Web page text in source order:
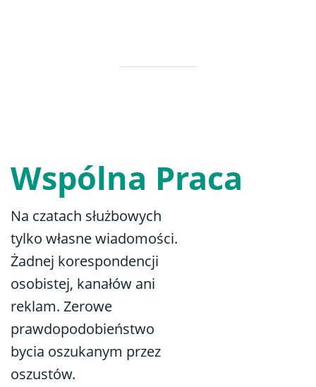
Wspólna Praca
Na czatach służbowych
tylko własne wiadomości.
Żadnej korespondencji
osobistej, kanałów ani
reklam. Zerowe
prawdopodobieństwo
bycia oszukanym przez
oszustów.